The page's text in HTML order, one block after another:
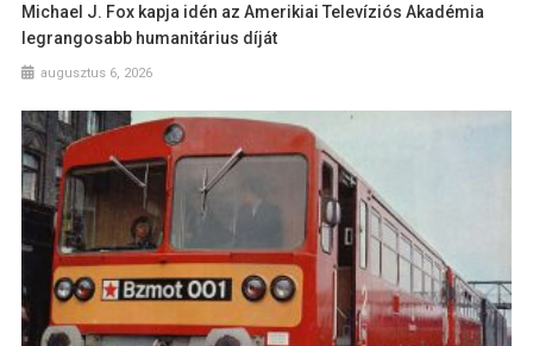
Michael J. Fox kapja idén az Amerikiai Televíziós Akadémia
legrangosabb humanitárius díját
augusztus 6, 2026